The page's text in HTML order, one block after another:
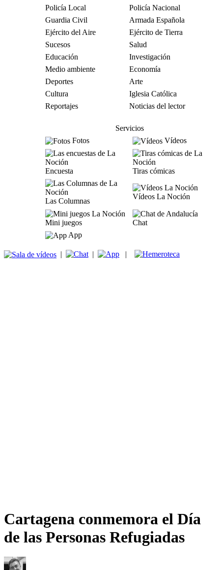
Policía Local
Policía Nacional
Guardia Civil
Armada Española
Ejército del Aire
Ejército de Tierra
Sucesos
Salud
Educación
Investigación
Medio ambiente
Economía
Deportes
Arte
Cultura
Iglesia Católica
Reportajes
Noticias del lector
Servicios
Fotos
Vídeos
Encuesta Tiras cómicas
Las Columnas
Vídeos La Noción
Mini juegos
Chat
App
| | |
Cartagena conmemora el Día
de las Personas Refugiadas